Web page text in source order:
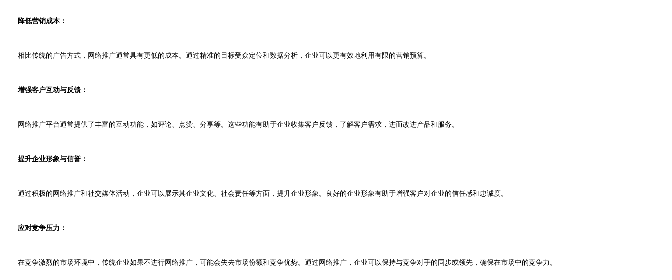
降低营销成本：
相比传统的广告方式，网络推广通常具有更低的成本。通过精准的目标受众定位和数据分析，企业可以更有效地利用有限的营销预算。
增强客户互动与反馈：
网络推广平台通常提供了丰富的互动功能，如评论、点赞、分享等。这些功能有助于企业收集客户反馈，了解客户需求，进而改进产品和服务。
提升企业形象与信誉：
通过积极的网络推广和社交媒体活动，企业可以展示其企业文化、社会责任等方面，提升企业形象。良好的企业形象有助于增强客户对企业的信任感和忠诚度。
应对竞争压力：
在竞争激烈的市场环境中，传统企业如果不进行网络推广，可能会失去市场份额和竞争优势。通过网络推广，企业可以保持与竞争对手的同步或领先，确保在市场中的竞争力。